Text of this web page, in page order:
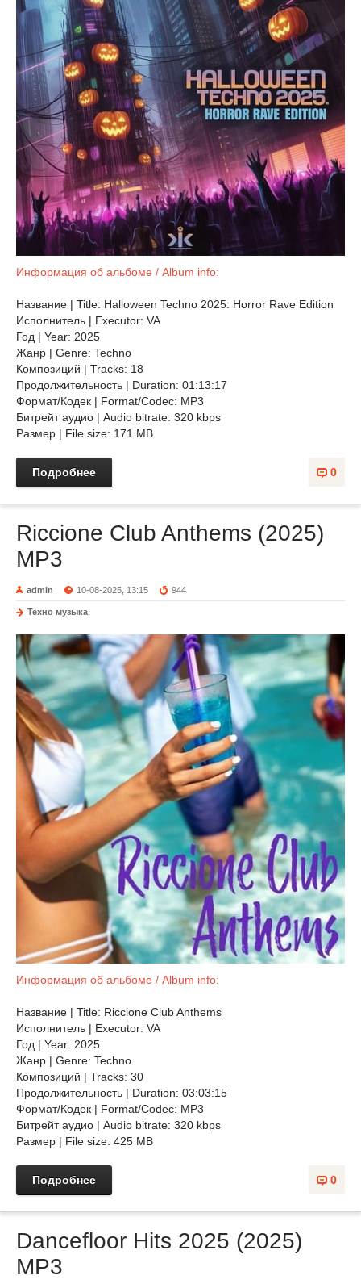
Информация об альбоме / Album info:
Название | Title: Halloween Techno 2025: Horror Rave Edition
Исполнитель | Executor: VA
Год | Year: 2025
Жанр | Genre: Techno
Композиций | Tracks: 18
Продолжительность | Duration: 01:13:17
Формат/Кодек | Format/Codec: MP3
Битрейт аудио | Audio bitrate: 320 kbps
Размер | File size: 171 MB
0
Подробнее
Riccione Club Anthems (2025)
MP3
admin 10-08-2025, 13:15 944
Техно музыка
Информация об альбоме / Album info:
Название | Title: Riccione Club Anthems
Исполнитель | Executor: VA
Год | Year: 2025
Жанр | Genre: Techno
Композиций | Tracks: 30
Продолжительность | Duration: 03:03:15
Формат/Кодек | Format/Codec: MP3
Битрейт аудио | Audio bitrate: 320 kbps
Размер | File size: 425 MB
0
Подробнее
Dancefloor Hits 2025 (2025)
MP3